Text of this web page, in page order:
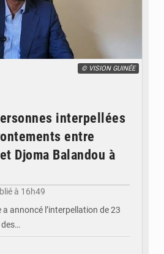
© VISION GUINÉE
interpellées
entre
Djoma Balandou à
à 16h49
annoncé l’interpellation de 23